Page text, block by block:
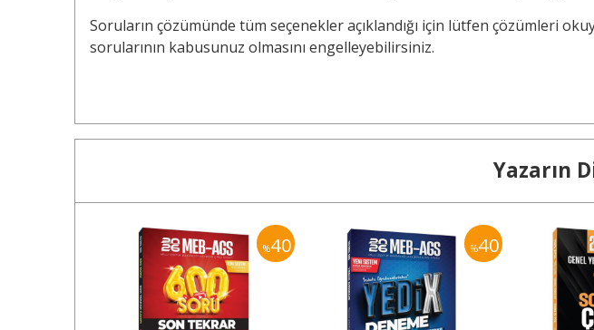
Soruların çözümünde tüm seçenekler açıklandığı için lütfen çözümleri
sorularının kabusunuz olmasını engelleyebilirsiniz.
Yazarın
%40 %40